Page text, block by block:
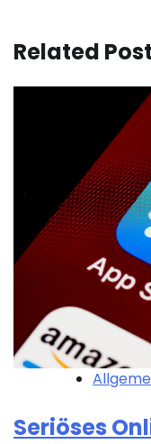
Related
Seriöses